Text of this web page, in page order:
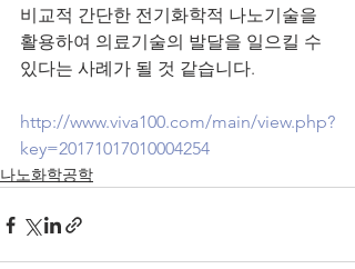
비교적 간단한 전기화학적 나노기술을
활용하여 의료기술의 발달을 일으킬 수
있다는 사례가 될 것 같습니다.
http://www.viva100.com/main/view.php?
key=20171017010004254
나노화학공학